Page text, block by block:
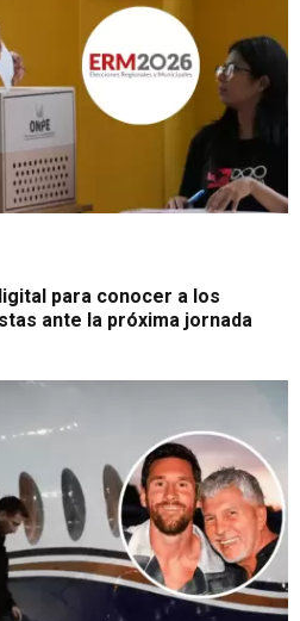
para conocer a los
ante la próxima jornada